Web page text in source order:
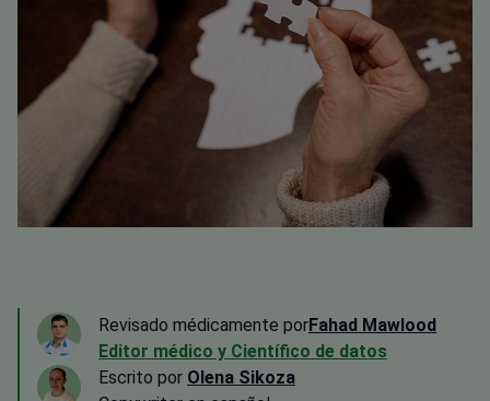
Revisado médicamente porFahad Mawlood
Editor médico y Científico de datos
Escrito por Olena Sikoza